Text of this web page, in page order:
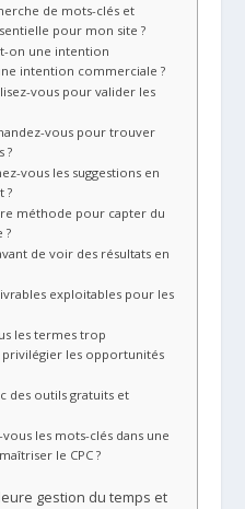
de mots-clés et
pour mon site ?
on une intention
intention commerciale ?
vous pour valider les
vous pour trouver
?
vous les suggestions en
?
méthode pour capter du
?
de voir des résultats en
exploitables pour les
les termes trop
les opportunités
des outils gratuits et
les mots-clés dans une
le CPC ?
gestion du temps et